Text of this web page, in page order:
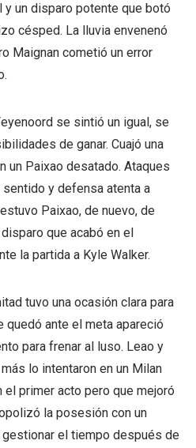
y un disparo potente que botó
césped. La lluvia envenenó
Maignan cometió un error
se sintió un igual, se
de ganar. Cuajó una
un Paixao desatado. Ataques
y defensa atenta a
Paixao, de nuevo, de
que acabó en el
la partida a Kyle Walker.
tuvo una ocasión clara para
quedó ante el meta apareció
para frenar al luso. Leao y
lo intentaron en un Milan
primer acto pero que mejoró
la posesión con un
el tiempo después de